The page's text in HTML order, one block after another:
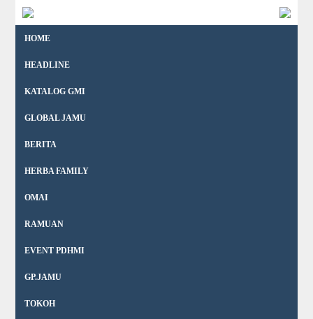
HOME
HEADLINE
KATALOG GMI
GLOBAL JAMU
BERITA
HERBA FAMILY
OMAI
RAMUAN
EVENT PDHMI
GP.JAMU
TOKOH